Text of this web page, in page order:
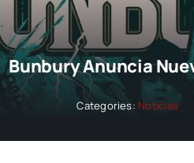
Bunbury Anuncia
Categories: Noticias